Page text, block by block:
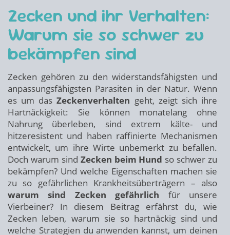
Zecken und ihr Verhalten:
Warum sie so schwer zu
bekämpfen sind
Zecken gehören zu den widerstandsfähigsten und
anpassungsfähigsten Parasiten in der Natur. Wenn
es um dasZeckenverhalten geht, zeigt sich ihre
Hartnäckigkeit: Sie können monatelang ohne
Nahrung überleben, sind extrem kälte- und
hitzeresistent und haben raffinierte Mechanismen
entwickelt, um ihre Wirte unbemerkt zu befallen.
Doch warum sind Zecken beim Hund so schwer zu
bekämpfen? Und welche Eigenschaften machen sie
zu so gefährlichen Krankheitsüberträgern – also
warum sind Zecken gefährlich für unsere
Vierbeiner? In diesem Beitrag erfährst du, wie
Zecken leben, warum sie so hartnäckig sind und
welche Strategien du anwenden kannst, um deinen